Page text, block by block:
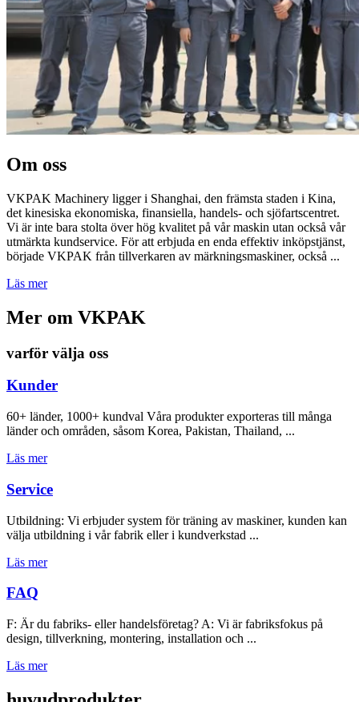
Om oss
VKPAK Machinery ligger i Shanghai, den främsta staden i Kina,
det kinesiska ekonomiska, finansiella, handels- och sjöfartscentret.
Vi är inte bara stolta över hög kvalitet på vår maskin utan också vår
utmärkta kundservice. För att erbjuda en enda effektiv inköpstjänst,
började VKPAK från tillverkaren av märkningsmaskiner, också ...
Läs mer
Mer om VKPAK
varför välja oss
Kunder
60+ länder, 1000+ kundval Våra produkter exporteras till många
länder och områden, såsom Korea, Pakistan, Thailand, ...
Läs mer
Service
Utbildning: Vi erbjuder system för träning av maskiner, kunden kan
välja utbildning i vår fabrik eller i kundverkstad ...
Läs mer
FAQ
F: Är du fabriks- eller handelsföretag? A: Vi är fabriksfokus på
design, tillverkning, montering, installation och ...
Läs mer